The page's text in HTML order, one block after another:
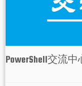
PowerShell交流中